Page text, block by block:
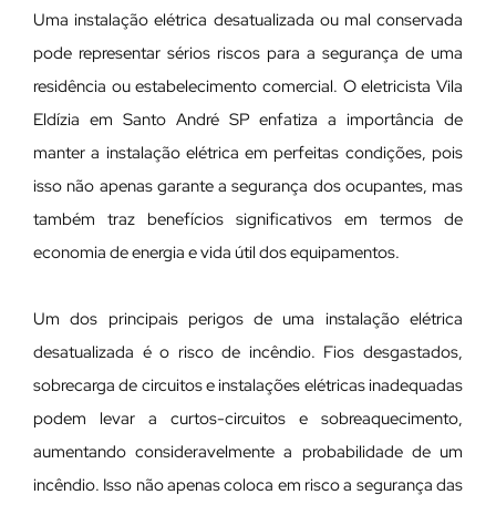
Uma instalação elétrica desatualizada ou mal conservada
pode representar sérios riscos para a segurança de uma
residência ou estabelecimento comercial. O eletricista Vila
Eldízia em Santo André SP enfatiza a importância de
manter a instalação elétrica em perfeitas condições, pois
isso não apenas garante a segurança dos ocupantes, mas
também traz benefícios significativos em termos de
economia de energia e vida útil dos equipamentos.
Um dos principais perigos de uma instalação elétrica
desatualizada é o risco de incêndio. Fios desgastados,
sobrecarga de circuitos e instalações elétricas inadequadas
podem levar a curtos-circuitos e sobreaquecimento,
aumentando consideravelmente a probabilidade de um
incêndio. Isso não apenas coloca em risco a segurança das